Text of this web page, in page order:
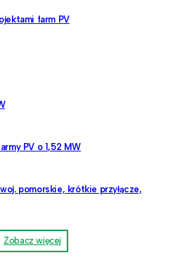
farm PV
PV o 1,52 MW
pomorskie, krótkie przyłącze,
Zobacz więcej